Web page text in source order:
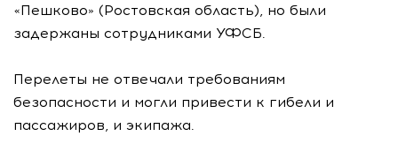
«Пешково» (Ростовская область), но были
задержаны сотрудниками УФСБ.
Перелеты не отвечали требованиям
безопасности и могли привести к гибели и
пассажиров, и экипажа.